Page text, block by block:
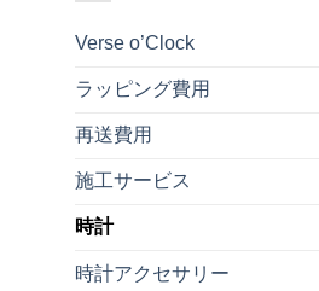
Verse o’Clock
ラッピング費用
再送費用
施工サービス
時計
時計アクセサリー